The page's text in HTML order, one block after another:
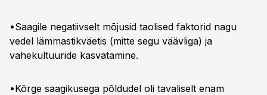
•Saagile negatiivselt mõjusid taolised faktorid nagu
vedel lämmastikväetis (mitte segu väävliga) ja
vahekultuuride kasvatamine.
•Kõrge saagikusega põldudel oli tavaliselt enam